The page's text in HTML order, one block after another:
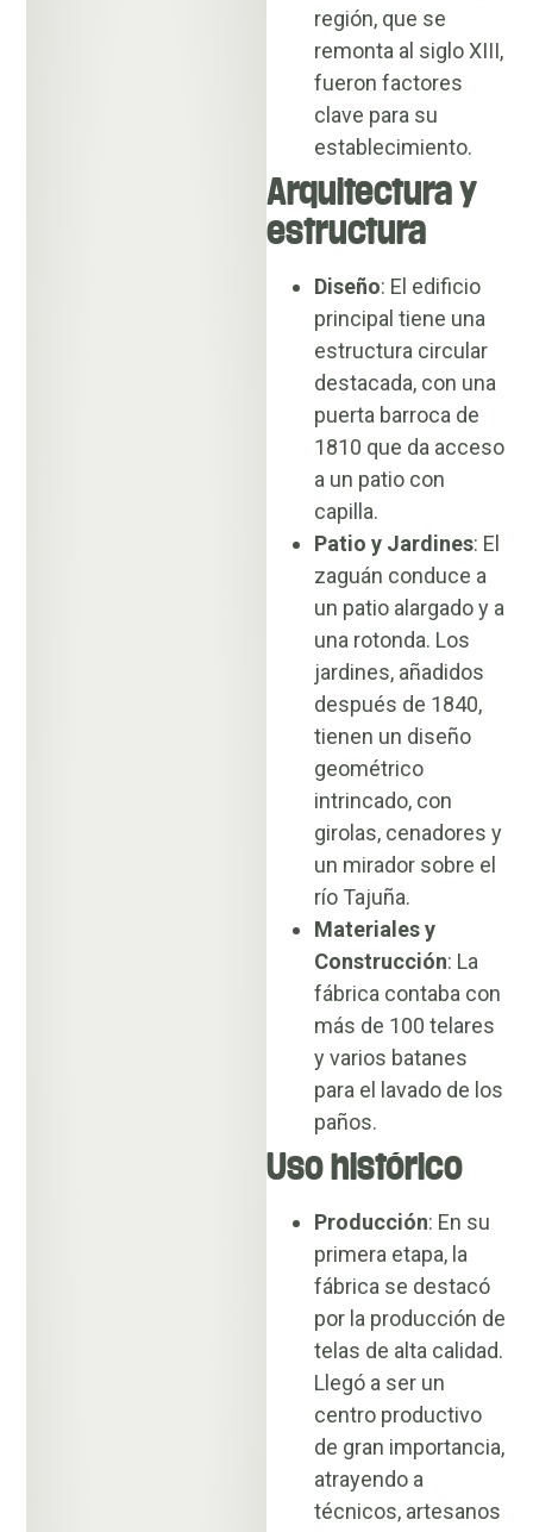
región, que se
remonta al siglo XIII,
fueron factores
clave para su
establecimiento.
Arquitectura y
estructura
Diseño: El edificio
principal tiene una
estructura circular
destacada, con una
puerta barroca de
1810 que da acceso
a un patio con
capilla.
Patio y Jardines: El
zaguán conduce a
un patio alargado y a
una rotonda. Los
jardines, añadidos
después de 1840,
tienen un diseño
geométrico
intrincado, con
girolas, cenadores y
un mirador sobre el
río Tajuña.
Materiales y
Construcción: La
fábrica contaba con
más de 100 telares
y varios batanes
para el lavado de los
paños.
Uso histórico
Producción: En su
primera etapa, la
fábrica se destacó
por la producción de
telas de alta calidad.
Llegó a ser un
centro productivo
de gran importancia,
atrayendo a
técnicos, artesanos